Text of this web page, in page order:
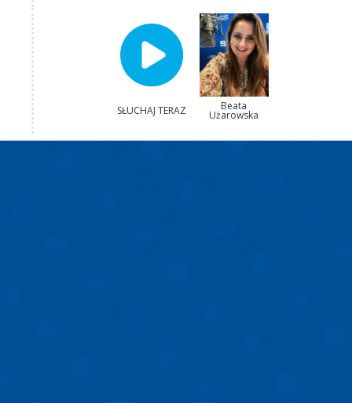
SŁUCHAJ TERAZ Beata
Użarowska